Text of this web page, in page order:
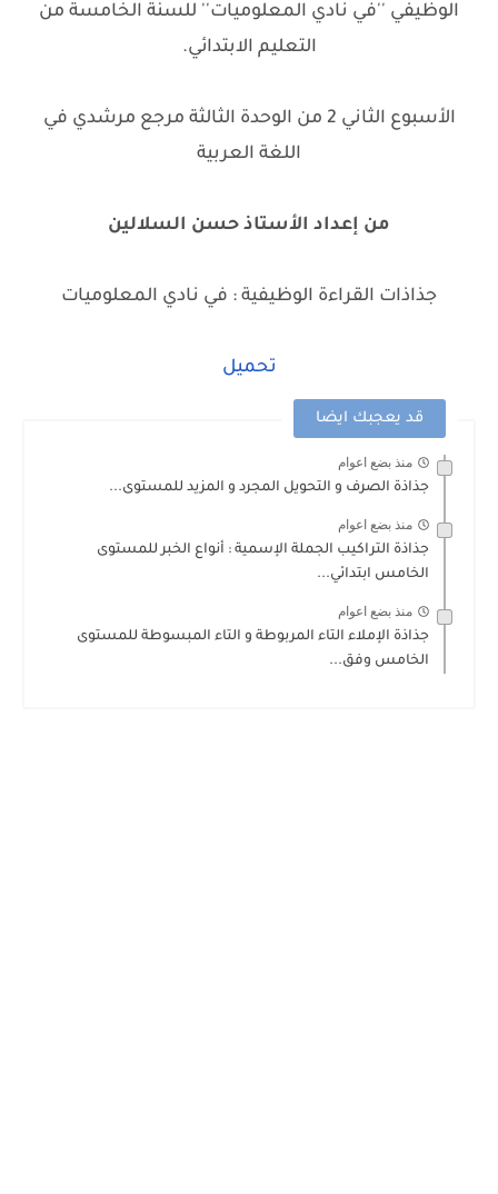
الوظيفي ''في نادي المعلوميات'' للسنة الخامسة من
التعليم الابتدائي.
الأسبوع الثاني 2 من الوحدة الثالثة مرجع مرشدي في
اللغة العربية
من إعداد الأستاذ حسن السلالين
جذاذات القراءة الوظيفية : في نادي المعلوميات
تحميل
قد يعجبك ايضا
منذ بضع اعوام
جذاذة الصرف و التحويل المجرد و المزيد للمستوى...
منذ بضع اعوام
جذاذة التراكيب الجملة الإسمية : أنواع الخبر للمستوى
الخامس ابتدائي...
منذ بضع اعوام
جذاذة الإملاء التاء المربوطة و التاء المبسوطة للمستوى
الخامس وفق...